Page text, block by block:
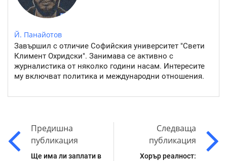
Й. Панайотов
Завършил с отличие Софийския университет "Свети
Климент Охридски". Занимава се активно с
журналистика от няколко години насам. Интересите
му включват политика и международни отношения.
Предишна
публикация
Ще има ли заплати в
Следваща
публикация
Хорър реалност: